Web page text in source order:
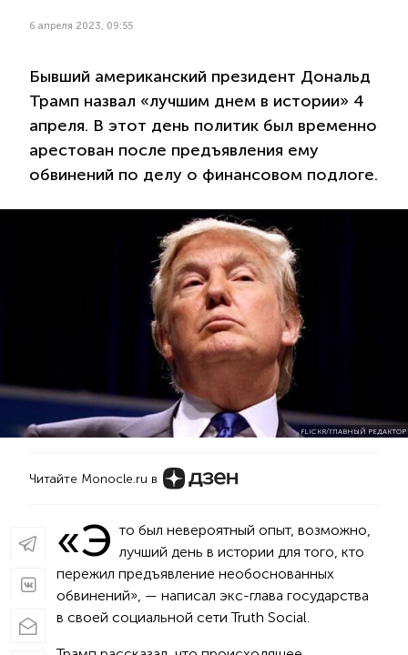
6 апреля 2023, 09:55
Бывший американский президент Дональд
Трамп назвал «лучшим днем в истории» 4
апреля. В этот день политик был временно
арестован после предъявления ему
обвинений по делу о финансовом подлоге.
FLICKR/ГЛАВНЫЙ РЕДАКТОР
Читайте Monocle.ru в
«Э то был невероятный опыт, возможно,
лучший день в истории для того, кто
пережил предъявление необоснованных
обвинений», — написал экс-глава государства
в своей социальной сети Truth Social.